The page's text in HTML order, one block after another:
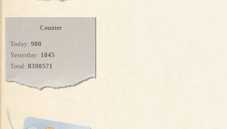
Counter
Today: 980
Yesterday: 1845
Total: 8398571